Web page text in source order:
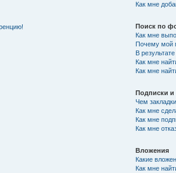
Как мне
Поиск по
Как мне
Почему мой
В
Как мне
Как мне
Подписки и
Чем
Как мне
Как мне
Как мне
Вложения
Какие
Как мне